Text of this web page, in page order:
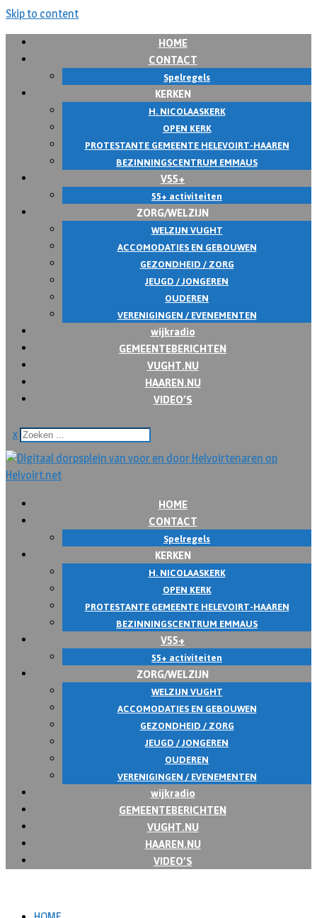
Skip to content
HOME
CONTACT
Spelregels
KERKEN
H. NICOLAASKERK
OPEN KERK
PROTESTANTE GEMEENTE HELEVOIRT-HAAREN
BEZINNINGSCENTRUM EMMAUS
V55+
55+ activiteiten
ZORG/WELZIJN
WELZIJN VUGHT
ACCOMODATIES EN GEBOUWEN
GEZONDHEID / ZORG
JEUGD / JONGEREN
OUDEREN
VERENIGINGEN / EVENEMENTEN
wijkradio
GEMEENTEBERICHTEN
VUGHT.NU
HAAREN.NU
VIDEO’S
x
HOME
CONTACT
Spelregels
KERKEN
H. NICOLAASKERK
OPEN KERK
PROTESTANTE GEMEENTE HELEVOIRT-HAAREN
BEZINNINGSCENTRUM EMMAUS
V55+
55+ activiteiten
ZORG/WELZIJN
WELZIJN VUGHT
ACCOMODATIES EN GEBOUWEN
GEZONDHEID / ZORG
JEUGD / JONGEREN
OUDEREN
VERENIGINGEN / EVENEMENTEN
wijkradio
GEMEENTEBERICHTEN
VUGHT.NU
HAAREN.NU
VIDEO’S